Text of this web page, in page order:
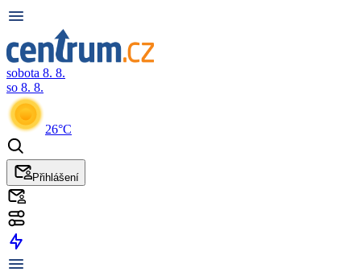
sobota 8. 8.
so 8. 8.
26°C
Přihlášení